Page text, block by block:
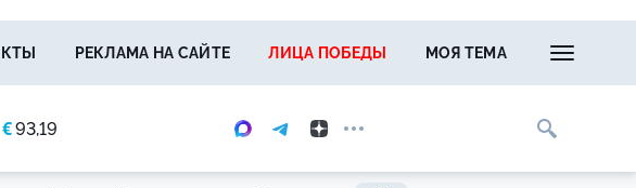
€93,19
РЕКЛАМА НА САЙТЕ ЛИЦА ПОБЕДЫ МОЯ ТЕМА